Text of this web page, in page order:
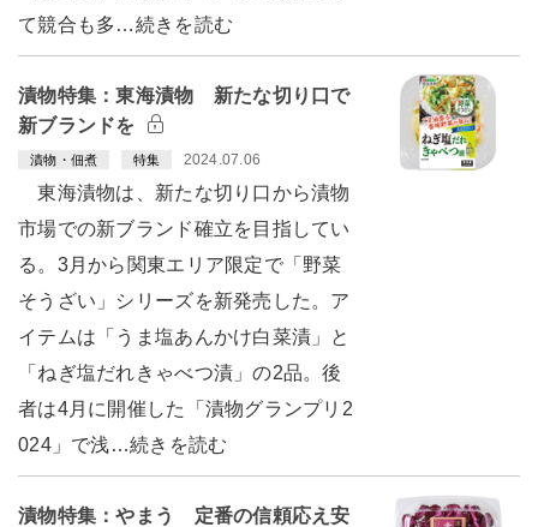
て競合も多…続きを読む
漬物特集：東海漬物 新たな切り口で
新ブランドを
漬物・佃煮 特集 2024.07.06
東海漬物は、新たな切り口から漬物
市場での新ブランド確立を目指してい
る。3月から関東エリア限定で「野菜
そうざい」シリーズを新発売した。ア
イテムは「うま塩あんかけ白菜漬」と
「ねぎ塩だれきゃべつ漬」の2品。後
者は4月に開催した「漬物グランプリ2
024」で浅…続きを読む
漬物特集：やまう 定番の信頼応え安